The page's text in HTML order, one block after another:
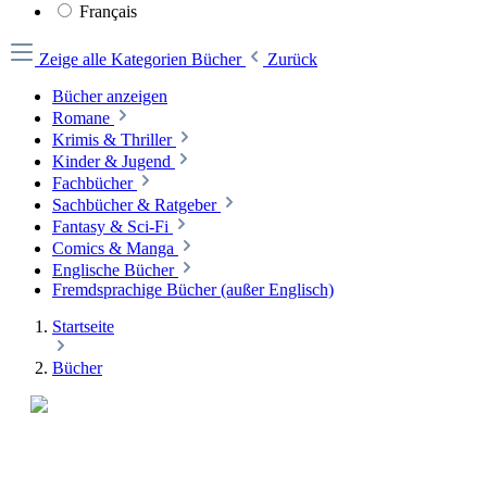
Français
Zeige alle Kategorien Bücher
Zurück
Bücher anzeigen
Romane
Krimis & Thriller
Kinder & Jugend
Fachbücher
Sachbücher & Ratgeber
Fantasy & Sci-Fi
Comics & Manga
Englische Bücher
Fremdsprachige Bücher (außer Englisch)
Startseite
Bücher